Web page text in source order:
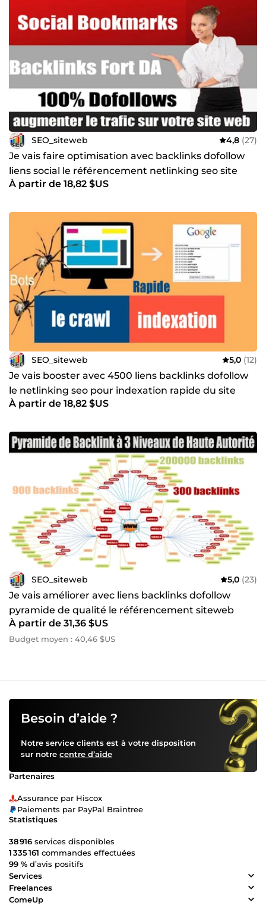
SEO_siteweb 4,8 (27)
Je vais faire optimisation avec backlinks dofollow
liens social le référencement netlinking seo site
web
À partir de 18,82 $US
SEO_siteweb 5,0 (12)
Je vais booster avec 4500 liens backlinks dofollow
le netlinking seo pour indexation rapide du site
web
À partir de 18,82 $US
SEO_siteweb 5,0 (23)
Je vais améliorer avec liens backlinks dofollow
pyramide de qualité le référencement siteweb
netlinking seo
À partir de 31,36 $US
Budget moyen : 40,46 $US
Besoin d’aide ?
Notre service clients est à votre disposition
sur notre centre d’aide
Partenaires
Assurance par Hiscox
Paiements par PayPal Braintree
Statistiques
38 916 services disponibles
1 335 161 commandes effectuées
99 % d’avis positifs
Services
Freelances
ComeUp